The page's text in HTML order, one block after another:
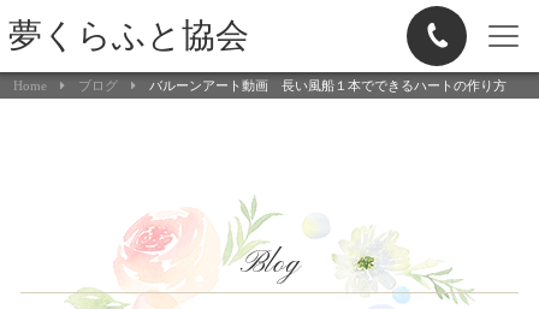
夢くらふと協会
Home ブログ バルーンアート動画 長い風船１本でできるハートの作り方
Blog